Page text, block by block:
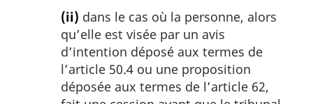
(ii) dans le cas où la personne, alors
qu’elle est visée par un avis
d’intention déposé aux termes de
l’article 50.4 ou une proposition
déposée aux termes de l’article 62,